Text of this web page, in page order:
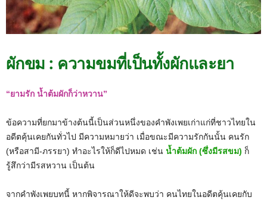
ผักขม : ความขมที่เป็นทั้งผักและยา
“ยามรัก น้ำต้มผักก็ว่าหวาน”
ข้อความที่ยกมาข้างต้นนี้เป็นส่วนหนึ่งของคำพังเพยเก่าแก่ที่ชาวไทยใน
อดีตคุ้นเคยกันทั่วไป มีความหมายว่า เมื่อขณะมีความรักกันนั้น คนรัก
(หรือสามี-ภรรยา) ทำอะไรให้ก็ดีไปหมด เช่น น้ำต้มผัก (ซึ่งมีรสขม) ก็
รู้สึกว่ามีรสหวาน เป็นต้น
จากคำพังเพยบทนี้ หากพิจารณาให้ดีจะพบว่า คนไทยในอดีตคุ้นเคยกับ